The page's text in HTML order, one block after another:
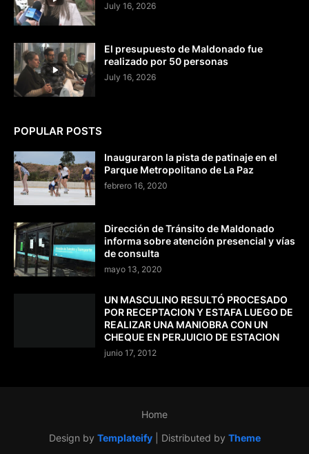
July 16, 2026
El presupuesto de Maldonado fue
realizado por 50 personas
July 16, 2026
POPULAR POSTS
Inauguraron la pista de patinaje en el
Parque Metropolitano de La Paz
febrero 16, 2020
Dirección de Tránsito de Maldonado
informa sobre atención presencial y vías
de consulta
mayo 13, 2020
UN MASCULINO RESULTÓ PROCESADO
POR RECEPTACION Y ESTAFA LUEGO DE
REALIZAR UNA MANIOBRA CON UN
CHEQUE EN PERJUICIO DE ESTACION
junio 17, 2012
Design by Templateify| Distributed by Theme
Home